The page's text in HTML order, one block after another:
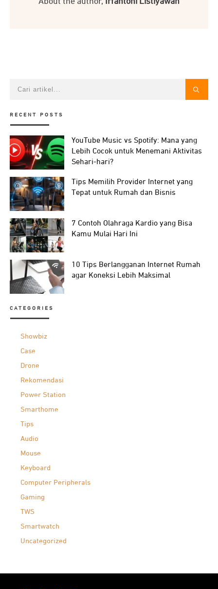
RECENT POSTS
YouTube Music vs Spotify: Mana yang
Lebih Cocok untuk Menemani Aktivitas
Sehari-hari?
Tips Memilih Provider Internet yang
Tepat untuk Rumah dan Bisnis
7 Contoh Olahraga Kardio yang Bisa
Kamu Mulai Hari Ini
10 Tips Berlangganan Internet Rumah
agar Koneksi Lebih Maksimal
CATEGORIES
Showbiz
Case
Drone
Rekomendasi
Power Station
Smarthome
Tips
Audio
Mouse
Keyboard
Computer Peripherals
Gaming
TWS
Smartwatch
Uncategorized